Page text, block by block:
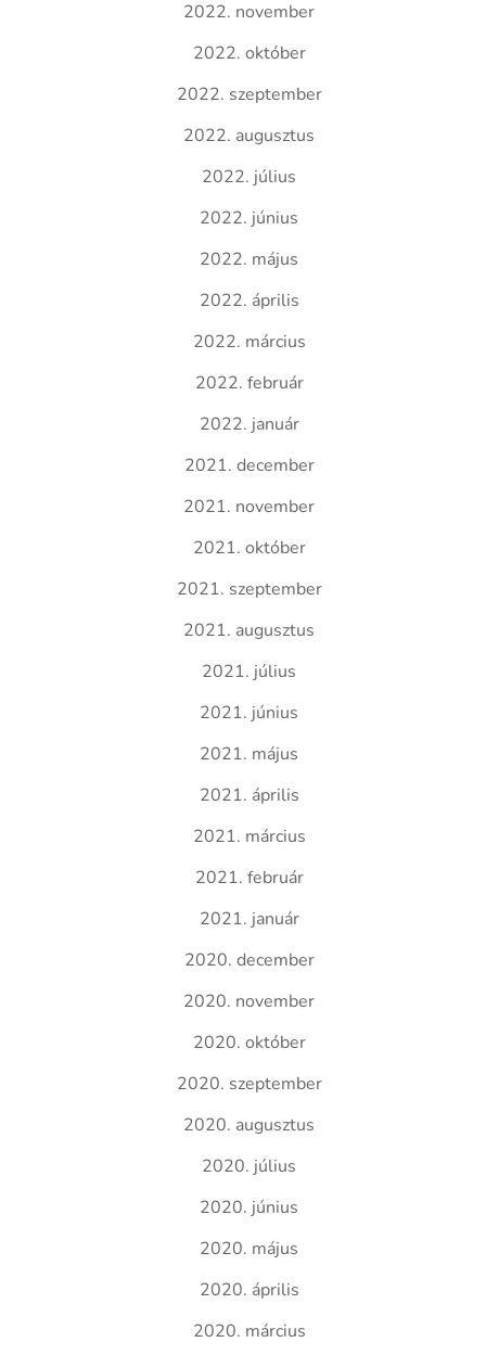
2022. november
2022. október
2022. szeptember
2022. augusztus
2022. július
2022. június
2022. május
2022. április
2022. március
2022. február
2022. január
2021. december
2021. november
2021. október
2021. szeptember
2021. augusztus
2021. július
2021. június
2021. május
2021. április
2021. március
2021. február
2021. január
2020. december
2020. november
2020. október
2020. szeptember
2020. augusztus
2020. július
2020. június
2020. május
2020. április
2020. március